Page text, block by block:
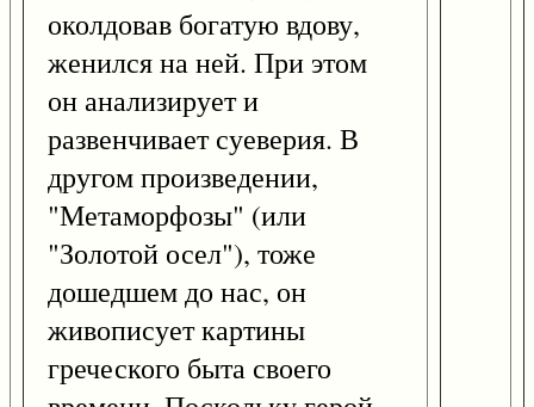
околдовав богатую вдову,
женился на ней. При этом
он анализирует и
развенчивает суеверия. В
другом произведении,
"Метаморфозы" (или
"Золотой осел"), тоже
дошедшем до нас, он
живописует картины
греческого быта своего